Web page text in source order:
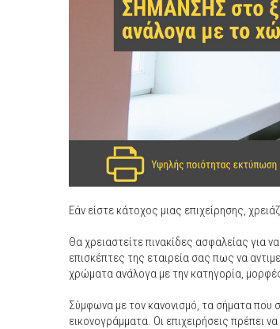
Εάν είστε κάτοχος μιας επιχείρησης,
Θα χρειαστείτε πινακίδες ασφαλείας για
επισκέπτες της εταιρεία σας πως να
χρώματα ανάλογα με την κατηγορία,
Σύμφωνα με τον κανονισμό, τα σήματα που
εικονογράμματα. Οι επιχειρήσεις πρέπει